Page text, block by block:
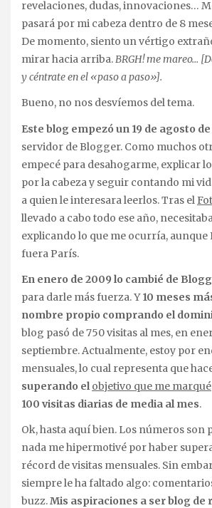
revelaciones, dudas, innovaciones…
pasará por mi cabeza dentro de 8
De momento, siento un vértigo
mirar hacia arriba.BRGH! me mareo…
y céntrate en el «paso a paso»].
Bueno, no nos desvíemos del tema.
Este blog empezó un 19 de agosto
servidor de Blogger. Como muchos
empecé para desahogarme, explicar
por la cabeza y seguir contando mi
a quien le interesara leerlos. Tras el
llevado a cabo todo ese año,
explicando lo que me ocurría, aunque
fuera París.
En enero de 2009 lo cambié de
para darle más fuerza. Y10 meses
nombre propio comprando el
blog pasó de 750 visitas al mes, en
septiembre. Actualmente, estoy por
mensuales, lo cual representa que
superando el objetivo que me marqué
100 visitas diarias de media al mes.
Ok, hasta aquí bien. Los números son
nada me hipermotivé por haber
récord de visitas mensuales. Sin
siempre le ha faltado algo:
buzz.Mis aspiraciones a ser blog de